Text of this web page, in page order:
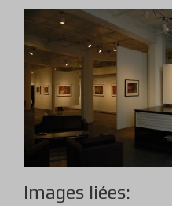
Images liées: